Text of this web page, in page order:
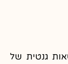
גנטית של